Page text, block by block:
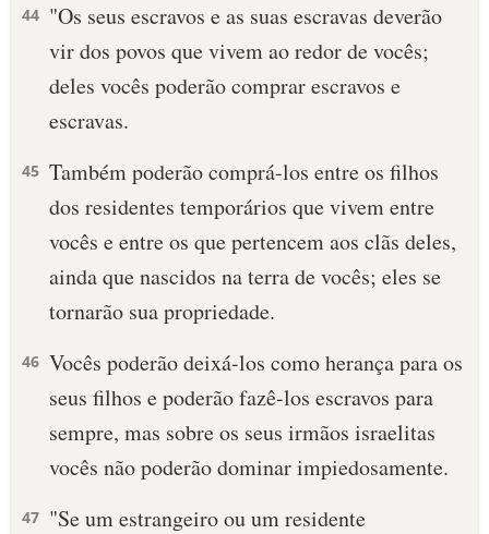
PALAVRA DO DIA
DEVOCIONAL DIÁRIO
10 MANDAMENTOS
ESTUDOS BÍBLICOS
PERGUNTE À BÍBLIA IA
44 "Os seus escravos e as suas escravas deverão
vir dos povos que vivem ao redor de vocês;
deles vocês poderão comprar escravos e
escravas.
45 Também poderão comprá-los entre os filhos
dos residentes temporários que vivem entre
vocês e entre os que pertencem aos clãs deles,
ainda que nascidos na terra de vocês; eles se
tornarão sua propriedade.
46 Vocês pode­rão deixá-los como herança para os
seus filhos e poderão fazê-los escravos para
sempre, mas sobre os seus irmãos israelitas
vocês não pode­rão dominar impiedosamente.
47 "Se um estrangeiro ou um residente